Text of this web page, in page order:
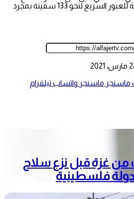
الشحن إن الهيئة أعدت خطة للعبور السريع لنحو 133 سفينة بمجرد
ماسنجر ماسنجر واتساب تيلقرام
من غزة قبل نزع سلاح
فلسطينية